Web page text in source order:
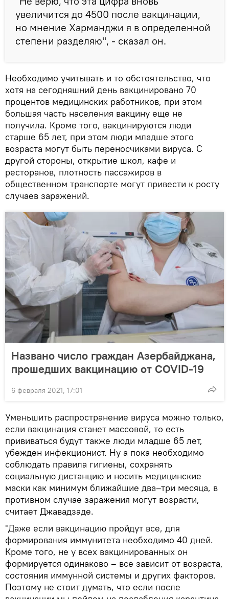
увеличится до 4500 после вакцинации,
но мнение Харманджи я в определенной
степени разделяю", - сказал он.
Необходимо учитывать и то обстоятельство, что
хотя на сегодняшний день вакцинировано 70
процентов медицинских работников, при этом
большая часть населения вакцину еще не
получила. Кроме того, вакцинируются люди
старше 65 лет, при этом люди младше этого
возраста могут быть переносчиками вируса. С
другой стороны, открытие школ, кафе и
ресторанов, плотность пассажиров в
общественном транспорте могут привести к росту
случаев заражений.
Названо число граждан Азербайджана,
прошедших вакцинацию от COVID-19
6 февраля 2021, 17:01
Уменьшить распространение вируса можно только,
если вакцинация станет массовой, то есть
прививаться будут также люди младше 65 лет,
убежден инфекционист. Ну а пока необходимо
соблюдать правила гигиены, сохранять
социальную дистанцию и носить медицинские
маски как минимум ближайшие два–три месяца, в
противном случае заражения могут возрасти,
считает Джавадзаде.
"Даже если вакцинацию пройдут все, для
формирования иммунитета необходимо 40 дней.
Кроме того, не у всех вакцинированных он
формируется одинаково – все зависит от возраста,
состояния иммунной системы и других факторов.
Поэтому не стоит думать, что если после